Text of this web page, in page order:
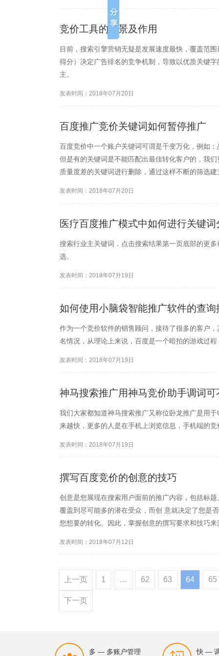
竞价工具的背景及作用
目前，搜索引擎营销无疑是发展速度最快，覆盖范
得分）决定广告排名的竞争机制，导致以优质关键
主。
发表时间：2018年07月20日
百度推广竞价关键词如何暂停推广
百度竞价中一个账户关键词可谓是千变万化，例如
但是有的关键词是不能匹配出最佳转化客户的，我
质量度差的关键词进行删除，通过这样不断的筛选
发表时间：2018年07月20日
医疗百度推广模式中如何进行关键词
搜索行业主关键词，点击搜索结果第一页底部的更
选。
发表时间：2018年07月19日
如何使用小脑袋智能推广软件的查
作为一个竞价软件的销售顾问，接待了很多的客户
名情况，从理论上来说，百度是一个暗拍的游戏过
发表时间：2018年07月19日
神马搜索推广用神马竞价助手调词可
我们大家都知道神马搜索推广又称位卧龙推广是用
来越快，更多的人是在手机上浏览信息，手机端的
发表时间：2018年07月19日
撰写百度竞价的创意的技巧
创意是您展现在搜索用户面前的推广内容，包括标
覆盖到尽可能多的潜在受众，而创 意就决定了您是
您想要的转化。因此，掌握创意的撰写要求和技巧
发表时间：2018年07月12日
上一页 1 … 62 63 64 65
下一页
多 — 多账户管理 快 —